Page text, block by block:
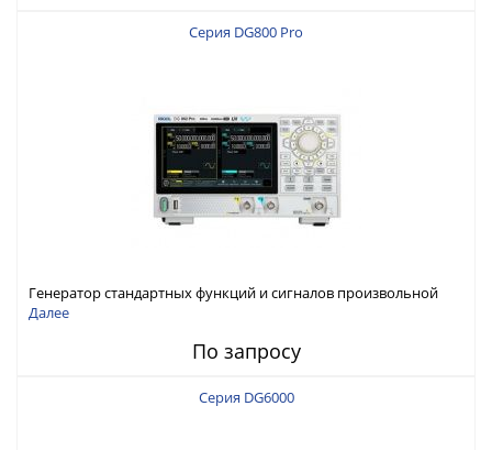
Серия DG800 Pro
Генератор стандартных функций и сигналов произвольной
формы Rigol серии DG800 Pro, до 50 МГц
Далее
По запросу
Серия DG6000